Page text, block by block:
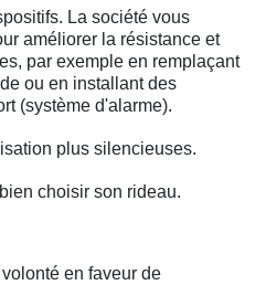
La société vous
améliorer la résistance et
par exemple en remplaçant
ou en installant des
(système d'alarme).
plus silencieuses.
choisir son rideau.
en faveur de